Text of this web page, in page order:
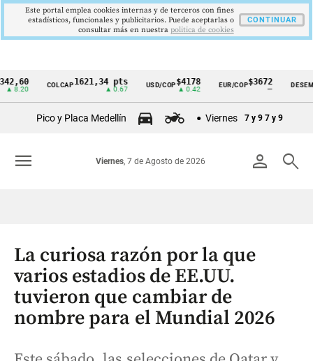
Cintillo
Colombia
COLCAP1621,34 pts USD/COP$4178
▲ 0.42
EUR/COP$3672
—
DESEMPLEO
Pico y Placa Medellín Viernes 7 y 9 7 y 9
person search
Viernes, 7 de Agosto de 2026
menu
La curiosa razón por la que
varios estadios de EE.UU.
tuvieron que cambiar de
nombre para el Mundial 2026
Este portal emplea cookies internas y de terceros con fines
estadísticos, funcionales y publicitarios. Puede aceptarlas o
consultar más en nuestra politica de cookies
CONTINUAR